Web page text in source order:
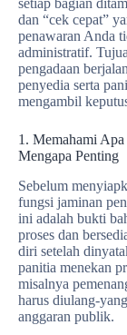
dan “cek cepat”
penawaran Anda
administratif.
pengadaan
penyedia serta
mengambil
1. Memahami
Mengapa Penting
Sebelum
fungsi jaminan
ini adalah bukti
proses dan
diri setelah
panitia menekan
misalnya
harus diulang-
anggaran publik.